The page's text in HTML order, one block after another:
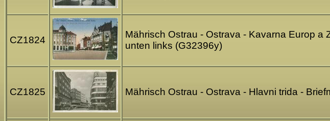
CZ1824
Mährisch Ostrau - Ostrava - Kavarna Europ
unten links (G32396y)
CZ1825 Mährisch Ostrau - Ostrava - Hlavni trida -